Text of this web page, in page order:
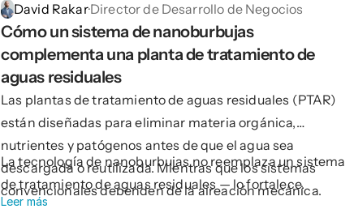
David Rakar·Director de Desarrollo de Negocios
Cómo un sistema de nanoburbujas
complementa una planta de tratamiento de
aguas residuales
Las plantas de tratamiento de aguas residuales (PTAR)
están diseñadas para eliminar materia orgánica,
nutrientes y patógenos antes de que el agua sea
descargada o reutilizada. Mientras que los sistemas
convencionales dependen de la aireación mecánica,
La tecnología de nanoburbujas no reemplaza un sistema
de tratamiento de aguas residuales — lo fortalece.
Leer más